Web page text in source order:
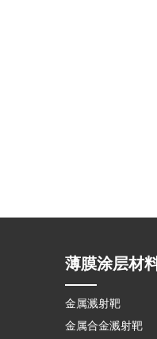
薄膜涂层材
金属溅射靶
金属合金溅射靶